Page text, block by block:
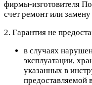
фирмы-изготовителя
счет ремонт или
2. Гарантия не
в случаях
эксплуатации,
указанных в
предоставляемой